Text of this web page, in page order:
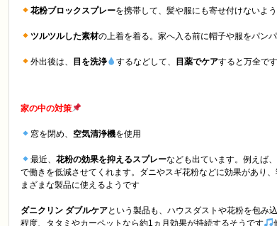
花粉ブロックスプレーを携帯して、髪や服にも寄せ付けないよ
ツルツルした素材の上着を着る。家へ入る前に帽子や服をパン
外出後は、 目を洗浄 するなどして、 目薬でケアすると万全で
家の中の対策
窓を閉め、 空気清浄機を使用
最近、 花粉の効果を抑えるスプレーなども出ています。例えば、
で働きを低減させてくれます。ダニやスギ花粉などに効果があり
まざまな製品に使えるようです
ダニクリン ダブルケアという製品も、ハウスダストや花粉を包み
程度、タタミやカーペットなら約1ヵ月効果が持続するそうです